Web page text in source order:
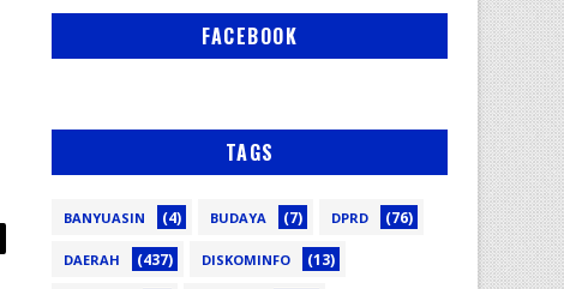
FACEBOOK
TAGS
BANYUASIN (4) BUDAYA (7) DPRD (76)
DAERAH (437) DISKOMINFO (13)